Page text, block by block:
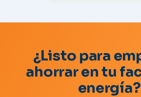
¿Listo para
ahorrar en tu
energía?